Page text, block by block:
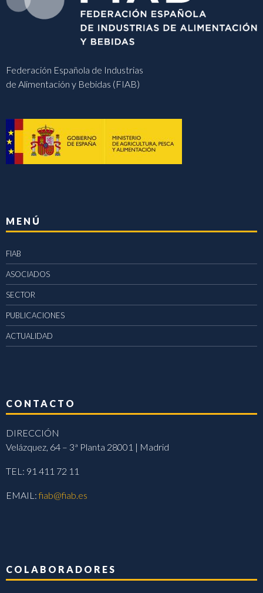
Federación Española de Industrias
de Alimentación y Bebidas (FIAB)
MENÚ
FIAB
ASOCIADOS
SECTOR
PUBLICACIONES
ACTUALIDAD
CONTACTO
DIRECCIÓN
Velázquez, 64 – 3ª Planta 28001 | Madrid
TEL: 91 411 72 11
EMAIL:fiab@fiab.es
COLABORADORES